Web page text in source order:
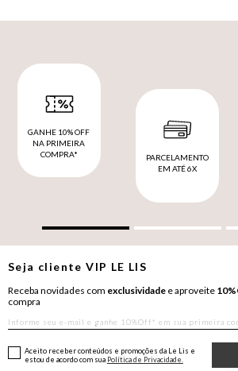
GANHE 10% OFF
NA PRIMEIRA
COMPRA*
PARCELAMENTO
EM ATÉ 6X
Seja clienteVIP LE LIS
Receba novidades com exclusividade e aproveite
compra
Aceito receber conteúdos e promoções da Le Lis e
estou de acordo com sua Política de Privacidade.